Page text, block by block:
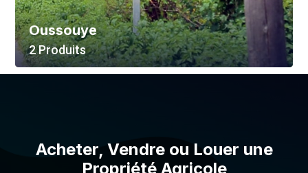
Oussouye
2 Produits
Acheter, Vendre ou Louer une
Propriété Agricole